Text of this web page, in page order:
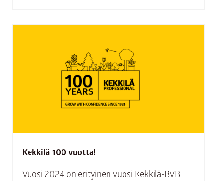
Kekkilä 100 vuotta!
Vuosi 2024 on erityinen vuosi Kekkilä-BVB